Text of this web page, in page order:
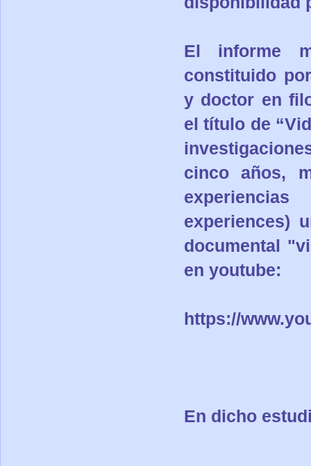
El informe
constituido
y doctor en
el título de
cinco años,
experiences)
documental
en youtube:
https://
En dicho